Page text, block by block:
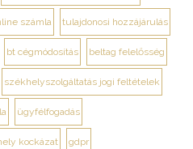
számla tulajdonosi hozzájárulás
bt cégmódosítás beltag felelősség
székhelyszolgáltatás jogi feltételek
ügyfélfogadás
kockázat gdpr